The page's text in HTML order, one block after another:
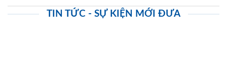
TIN TỨC - SỰ KIỆN MỚI ĐƯA